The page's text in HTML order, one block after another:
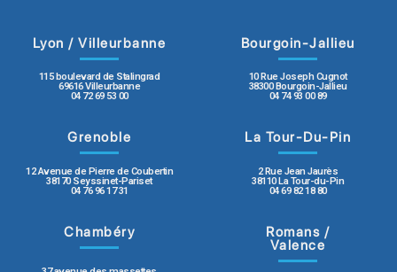
Lyon / Villeurbanne
115 boulevard de Stalingrad
69616 Villeurbanne
04 72 69 53 00
Bourgoin-Jallieu
10 Rue Joseph Cugnot
38300 Bourgoin-Jallieu
04 74 93 00 89
Grenoble
12 Avenue de Pierre de Coubertin
38170 Seyssinet-Pariset
04 76 96 17 31
La Tour-Du-Pin
2 Rue Jean Jaurès
38110 La Tour-du-Pin
04 69 82 18 80
Chambéry Romans /
Valence